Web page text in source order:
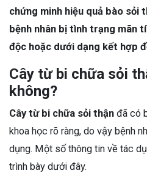
chứng minh hiệu quả bào sỏi
bệnh nhân bị tình trạng mãn
độc hoặc dưới dạng kết hợp
Cây từ bi chữa sỏi
không?
Cây từ bi chữa sỏi thận đã có
khoa học rõ ràng, do vậy bệnh
dụng. Một số thông tin về tác
trình bày dưới đây.